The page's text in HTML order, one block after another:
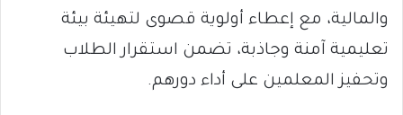
والمالية، مع إعطاء أولوية قصوى لتهيئة بيئة
تعليمية آمنة وجاذبة، تضمن استقرار الطلاب
وتحفيز المعلمين على أداء دورهم.